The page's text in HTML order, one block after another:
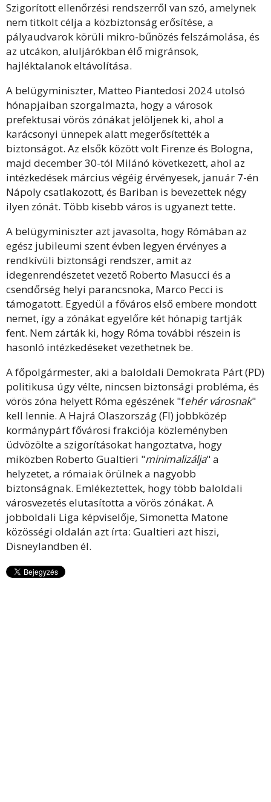
Szigorított ellenőrzési rendszerről van szó, amelynek
nem titkolt célja a közbiztonság erősítése, a
pályaudvarok körüli mikro-bűnözés felszámolása, és
az utcákon, aluljárókban élő migránsok,
hajléktalanok eltávolítása.
A belügyminiszter, Matteo Piantedosi 2024 utolsó
hónapjaiban szorgalmazta, hogy a városok
prefektusai vörös zónákat jelöljenek ki, ahol a
karácsonyi ünnepek alatt megerősítették a
biztonságot. Az elsők között volt Firenze és Bologna,
majd december 30-tól Milánó következett, ahol az
intézkedések március végéig érvényesek, január 7-én
Nápoly csatlakozott, és Bariban is bevezettek négy
ilyen zónát. Több kisebb város is ugyanezt tette.
A belügyminiszter azt javasolta, hogy Rómában az
egész jubileumi szent évben legyen érvényes a
rendkívüli biztonsági rendszer, amit az
idegenrendészetet vezető Roberto Masucci és a
csendőrség helyi parancsnoka, Marco Pecci is
támogatott. Egyedül a főváros első embere mondott
nemet, így a zónákat egyelőre két hónapig tartják
fent. Nem zárták ki, hogy Róma további részein is
hasonló intézkedéseket vezethetnek be.
A főpolgármester, aki a baloldali Demokrata Párt (PD)
politikusa úgy vélte, nincsen biztonsági probléma, és
vörös zóna helyett Róma egészének "fehér városnak"
kell lennie. A Hajrá Olaszország (FI) jobbközép
kormánypárt fővárosi frakciója közleményben
üdvözölte a szigorításokat hangoztatva, hogy
miközben Roberto Gualtieri "minimalizálja" a
helyzetet, a rómaiak örülnek a nagyobb
biztonságnak. Emlékeztettek, hogy több baloldali
városvezetés elutasította a vörös zónákat. A
jobboldali Liga képviselője, Simonetta Matone
közösségi oldalán azt írta: Gualtieri azt hiszi,
Disneylandben él.